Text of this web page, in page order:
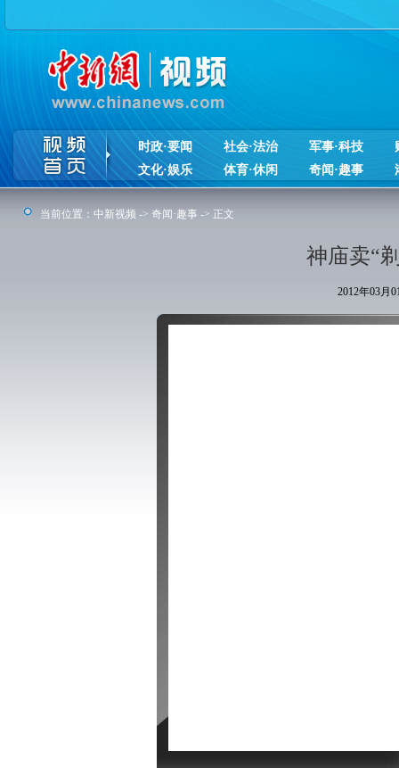
时政·要闻 社会·法治 军事·科技
文化·娱乐
体育·休闲 奇闻·趣事
当前位置： 中新视频 -> 奇闻·趣事 -> 正文
神庙卖“
2012年03月